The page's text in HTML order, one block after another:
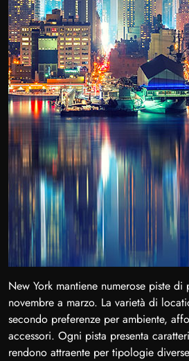
New York mantiene numerose piste
novembre a marzo. La varietà di
secondo preferenze per ambiente,
accessori. Ogni pista presenta
rendono attraente per tipologie